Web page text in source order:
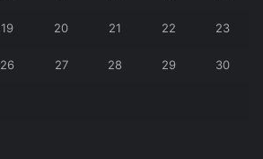
19 20 21 22 23
26 27 28 29 30